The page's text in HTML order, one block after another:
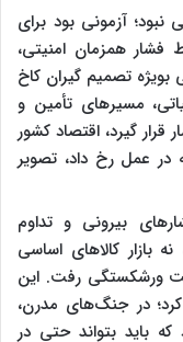
آزمونی بود برای
فشار همزمان امنیتی،
بویژه تصمیم گیران کاخ
مسیرهای تأمین و
گیرد، اقتصاد کشور
در عمل رخ داد، تصویر
بیرونی و تداوم
بازار کالاهای اساسی
ورشکستگی رفت. این
در جنگ‌های مدرن،
باید بتواند حتی در